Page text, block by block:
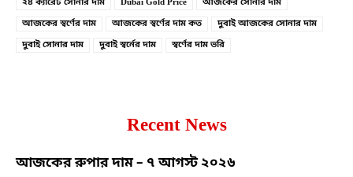
২৪ ক্যারেট সোনার দাম
Dubai Gold Price
আজকের সোনার দাম
আজকের স্বর্ণের দাম
আজকের স্বর্ণের দাম কত
দুবাই আজকের সোনার দাম
দুবাই সোনার দাম
দুবাই স্বর্নের দাম স্বর্ণের দাম ভরি
Recent News
আজকের রুপার দাম – ৭ আগস্ট ২০২৬